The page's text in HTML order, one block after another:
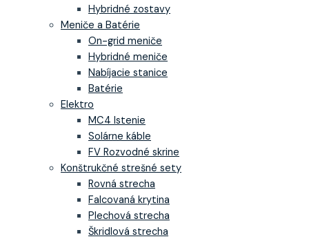
Hybridné zostavy
Meniče a Batérie
On-grid meniče
Hybridné meniče
Nabíjacie stanice
Batérie
Elektro
MC4 Istenie
Solárne káble
FV Rozvodné skrine
Konštrukčné strešné sety
Rovná strecha
Falcovaná krytina
Plechová strecha
Škridlová strecha